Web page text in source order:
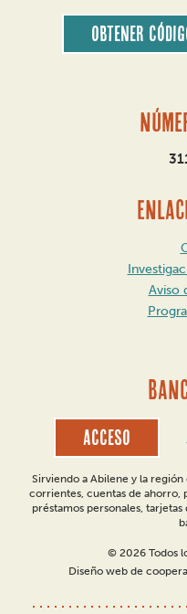
Obtener
Aviso
Acceso
Sirviendo a Abilene y la
corrientes, cuentas de ahorro,
préstamos personales,
© 2026 Todos
Diseño web de